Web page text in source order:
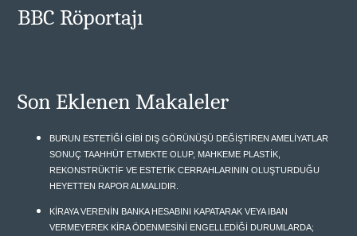
BBC Röportajı
Son Eklenen Makaleler
BURUN ESTETİĞİ GİBİ DIŞ GÖRÜNÜŞÜ DEĞİŞTİREN AMELİYATLAR
SONUÇ TAAHHÜT ETMEKTE OLUP, MAHKEME PLASTİK,
REKONSTRÜKTİF VE ESTETİK CERRAHLARININ OLUŞTURDUĞU
HEYETTEN RAPOR ALMALIDIR.
KİRAYA VERENİN BANKA HESABINI KAPATARAK VEYA IBAN
VERMEYEREK KİRA ÖDENMESİNİ ENGELLEDİĞİ DURUMLARDA;